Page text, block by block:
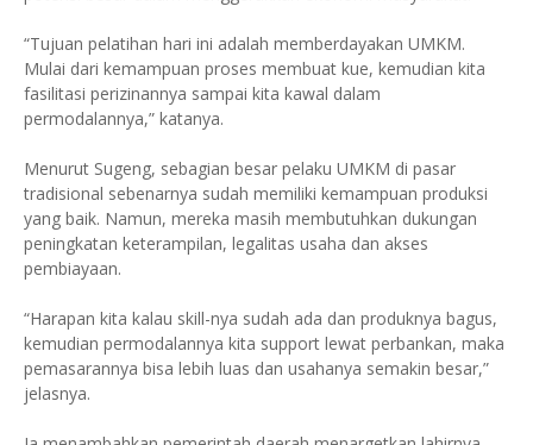
“Tujuan pelatihan hari ini adalah memberdayakan UMKM.
Mulai dari kemampuan proses membuat kue, kemudian kita
fasilitasi perizinannya sampai kita kawal dalam
permodalannya,” katanya.
Menurut Sugeng, sebagian besar pelaku UMKM di pasar
tradisional sebenarnya sudah memiliki kemampuan produksi
yang baik. Namun, mereka masih membutuhkan dukungan
peningkatan keterampilan, legalitas usaha dan akses
pembiayaan.
“Harapan kita kalau skill-nya sudah ada dan produknya bagus,
kemudian permodalannya kita support lewat perbankan, maka
pemasarannya bisa lebih luas dan usahanya semakin besar,”
jelasnya.